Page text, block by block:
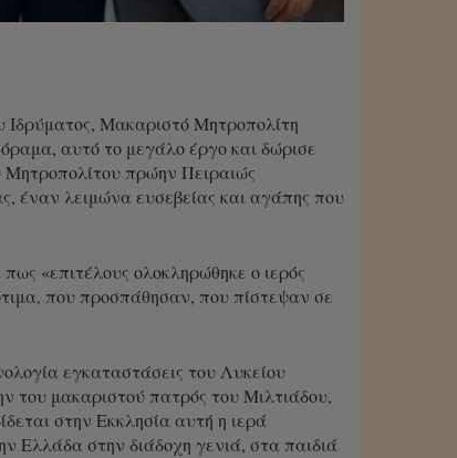
Μακαριστό Μητροπολίτη
αυτό το μεγάλο έργο και δώρισε
πρώην Πειραιώς
έναν λειμώνα ευσεβείας και αγάπης που
«επιτέλους ολοκληρώθηκε ο ιερός
που προσπάθησαν, που πίστεψαν σε
εγκαταστάσεις του Λυκείου
μακαριστού πατρός του Μιλτιάδου,
στην Εκκλησία αυτή η ιερά
Ελλάδα στην διάδοχη γενιά, στα παιδιά